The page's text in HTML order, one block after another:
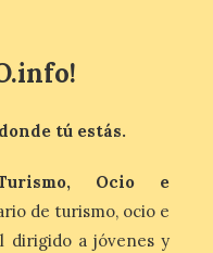
y
del
tú estás.
Ocio e
de turismo, ocio e
dirigido a jóvenes y